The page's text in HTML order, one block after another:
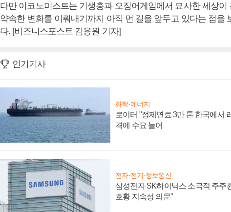
다만 이코노미스트는 기생충과 오징어게임에서 묘사한 세상이
약속한 변화를 이뤄내기까지 아직 먼 길을 앞두고 있다는 점을
다. [비즈니스포스트 김용원 기자]
인기기사
화학·에너지
로이터 "정제연료 3만 톤 한국에서
격에 수요 늘어
전자·전기·정보통신
삼성전자 SK하이닉스 소극적 주주
호황 지속성 의문"